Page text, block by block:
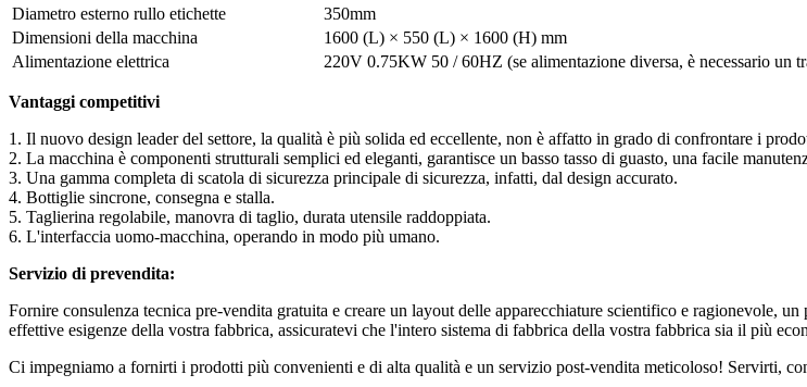
Diametro esterno rullo etichette
350mm
Dimensioni della macchina
1600 (L) × 550 (L) × 1600 (H) mm
Alimentazione elettrica
220V 0.75KW 50 / 60HZ (se alimentazione diversa, è necessario un
Vantaggi competitivi
1. Il nuovo design leader del settore, la qualità è più solida ed eccellente, non è affatto in grado di confrontare i
2. La macchina è componenti strutturali semplici ed eleganti, garantisce un basso tasso di guasto, una facile
3. Una gamma completa di scatola di sicurezza principale di sicurezza, infatti, dal design accurato.
4. Bottiglie sincrone, consegna e stalla.
5. Taglierina regolabile, manovra di taglio, durata utensile raddoppiata.
6. L'interfaccia uomo-macchina, operando in modo più umano.
Servizio di prevendita:
Fornire consulenza tecnica pre-vendita gratuita e creare un layout delle apparecchiature scientifico e ragionevole,
effettive esigenze della vostra fabbrica, assicuratevi che l'intero sistema di fabbrica della vostra fabbrica sia il più
Ci impegniamo a fornirti i prodotti più convenienti e di alta qualità e un servizio post-vendita meticoloso! Servirti,